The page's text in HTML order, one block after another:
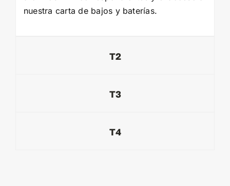
nuestra carta de bajos y baterías.
T2
T3
T4